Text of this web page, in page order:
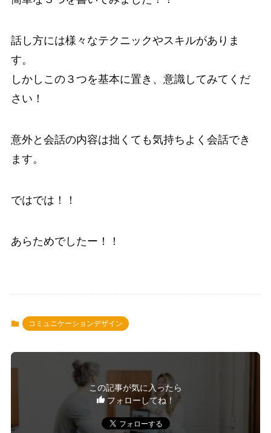
話し方には様々なテクニックやスキルがありま
す。
しかしこの３つを基本に置き、意識してみてくだ
さい！
意外と会話の内容は拙くても気持ちよく会話でき
ます。
ではでは！！
あらためでしたー！！
コミュニケーションデザイン
この記事が気に入ったら
フォローしてね！